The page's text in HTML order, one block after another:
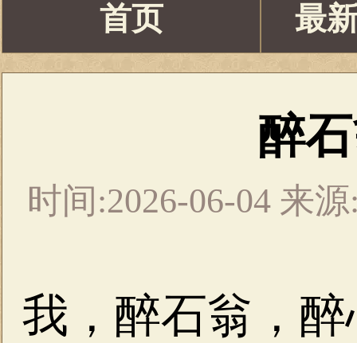
首页 最
醉
时间:2026-06-04 来
我，醉石翁，